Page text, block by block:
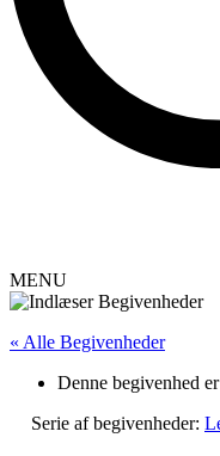
MENU
« Alle Begivenheder
Denne begivenhed
Serie af begivenheder: